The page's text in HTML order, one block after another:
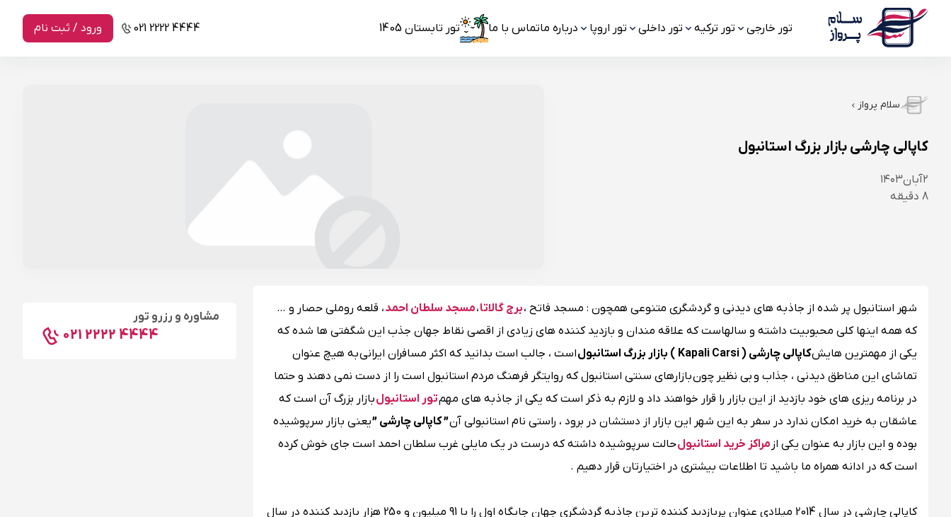
تور خارجی تور ترکیه تور داخلی تور اروپا درباره ماتماس با ما تور تابستان 1405 021 2222 4444 ورود / ثبت نام
سلام پرواز
کاپالی چارشی بازار بزرگ استانبول
۲آبان۱۴۰۳
8 دقیقه
شهر استانبول پر شده از جاذبه های دیدنی و گردشگری متنوعی همچون : مسجد فاتح ،برج گالاتا،مسجد سلطان احمد، قلعه روملی حصار و …
که همه اینها کلی محبوبیت داشته و سالهاست که علاقه مندان و بازدید کننده های زیادی از اقصی نقاط جهان جذب این شگفتی ها شده که
یکی از مهمترین هایشکاپالی چارشی ‏( Kapali Carsi ) بازار بزرگ استانبول
است ، جالب است بدانید که اکثر مسافران ایرانی به هیچ عنوان
تماشای این مناطق دیدنی ، جذاب و بی نظیر چون بازارهای سنتی استانبول که روایتگر فرهنگ مردم استانبول است را از دست نمی دهند و حتما
در برنامه ریزی های خود بازدید از این بازار را قرار خواهند داد و لازم به ذکر است که یکی از جاذبه های مهمتور استانبولبازار بزرگ آن است که
عاشقان به خرید امکان ندارد در سفر به این شهر این بازار از دستشان در برود ، راستی نام استانبولی آن” کاپالی چارشی ”یعنی بازار سرپوشیده
بوده و این بازار به عنوان یکی از مراکز خرید استانبولحالت سرپوشیده داشته که درست در یک مایلی غرب سلطان احمد است جای خوش کرده
است که در ادانه همراه ما باشید تا اطلاعات بیشتری در اختیارتان قرار دهیم .
کاپالی چارشی در سال 2014 میلادی عنوان پربازدید کننده ترین جاذبه گردشگری جهان جایگاه اول را با 91 میلیون و 250 هزار بازدید کننده در سال
مشاوره و رزرو تور
021 2222 4444